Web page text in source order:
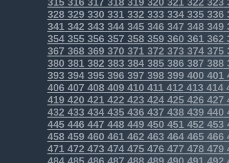
328329330331332333334335336
341342343344345346347348349
354355356357358359360361362
367368369370371372373374375
380381382383384385386387 388
393394395396397398399400401
406407408409410411412413414
419420421422423424425426427
432433434435436437438439440
445446447448449450451452453
458459460461462463464465466
471472473474475476477 478479